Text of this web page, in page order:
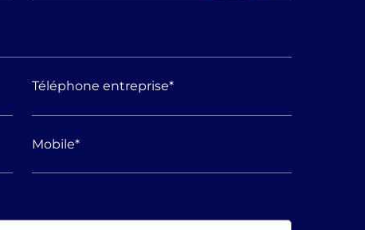
Téléphone entreprise*
Mobile*